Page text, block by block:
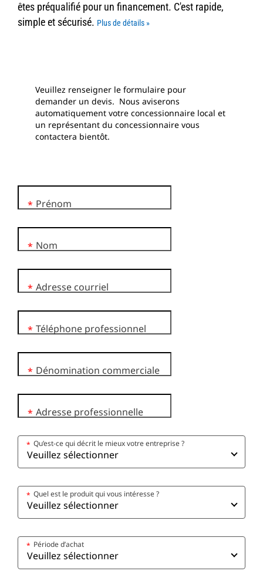
êtes préqualifié pour un financement. C'est rapide,
simple et sécurisé. Plus de détails »
Veuillez renseigner le formulaire pour
demander un devis. Nous aviserons
automatiquement votre concessionnaire local et
un représentant du concessionnaire vous
contactera bientôt.
Prénom
*
Nom
*
Adresse courriel
*
Téléphone professionnel
*
Dénomination commerciale
*
Adresse professionnelle
*
Qu’est-ce qui décrit le mieux votre entreprise ?
*
Quel est le produit qui vous intéresse ?
*
Période d’achat
*